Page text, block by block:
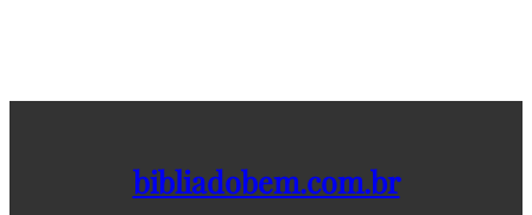
bibliadobem.com.br